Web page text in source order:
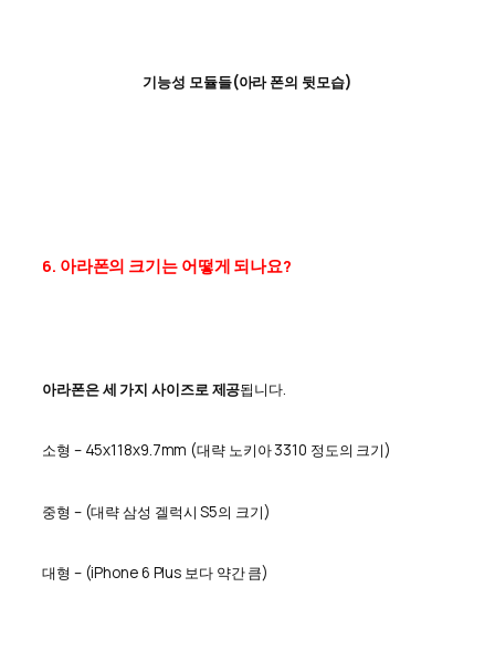
기능성 모듈들(아라 폰의 뒷모습)
6. 아라폰의 크기는 어떻게 되나요?
아라폰은 세 가지 사이즈로 제공됩니다.
소형 – 45x118x9.7mm (대략 노키아 3310 정도의 크기)
중형 – (대략 삼성 겔럭시 S5의 크기)
대형 – (iPhone 6 Plus 보다 약간 큼)